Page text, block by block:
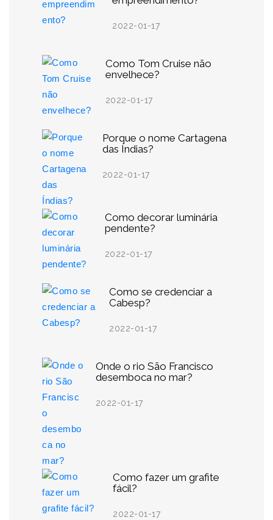
2022-01-17
Como Tom Cruise não
envelhece?
2022-01-17
Porque o nome Cartagena
das Índias?
2022-01-17
Como decorar luminária
pendente?
2022-01-17
Como se credenciar a
Cabesp?
2022-01-17
Onde o rio São Francisco
desemboca no mar?
2022-01-17
Como fazer um grafite
fácil?
2022-01-17